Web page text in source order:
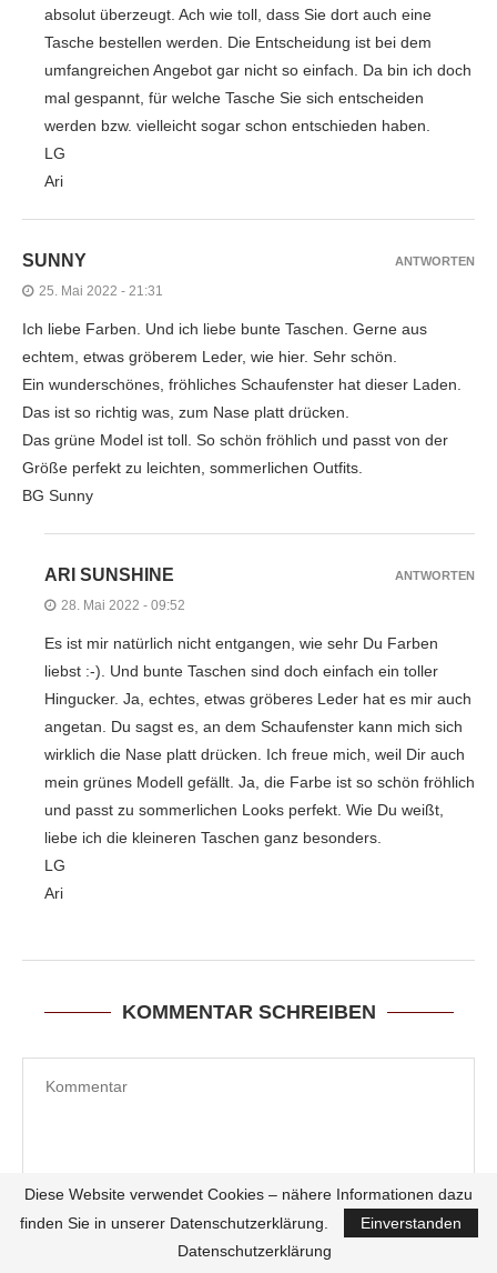
absolut überzeugt. Ach wie toll, dass Sie dort auch eine
Tasche bestellen werden. Die Entscheidung ist bei dem
umfangreichen Angebot gar nicht so einfach. Da bin ich doch
mal gespannt, für welche Tasche Sie sich entscheiden
werden bzw. vielleicht sogar schon entschieden haben.
LG
Ari
SUNNY
25. Mai 2022 - 21:31
Ich liebe Farben. Und ich liebe bunte Taschen. Gerne aus
echtem, etwas gröberem Leder, wie hier. Sehr schön.
Ein wunderschönes, fröhliches Schaufenster hat dieser Laden.
Das ist so richtig was, zum Nase platt drücken.
Das grüne Model ist toll. So schön fröhlich und passt von der
Größe perfekt zu leichten, sommerlichen Outfits.
BG Sunny
ANTWORTEN
ARI SUNSHINE
28. Mai 2022 - 09:52
Es ist mir natürlich nicht entgangen, wie sehr Du Farben
liebst :-). Und bunte Taschen sind doch einfach ein toller
Hingucker. Ja, echtes, etwas gröberes Leder hat es mir auch
angetan. Du sagst es, an dem Schaufenster kann mich sich
wirklich die Nase platt drücken. Ich freue mich, weil Dir auch
mein grünes Modell gefällt. Ja, die Farbe ist so schön fröhlich
und passt zu sommerlichen Looks perfekt. Wie Du weißt,
liebe ich die kleineren Taschen ganz besonders.
LG
Ari
ANTWORTEN
KOMMENTAR SCHREIBEN
Diese Website verwendet Cookies – nähere Informationen dazu
finden Sie in unserer Datenschutzerklärung.
Einverstanden
Datenschutzerklärung